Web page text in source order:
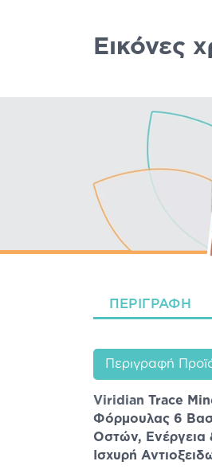
Εικόνες
ΠΕΡΙΓΡΑΦΉ
Περιγραφή
Viridian Trace
Φόρμουλας 6
Οστών, Ενέργεια
Ισχυρή